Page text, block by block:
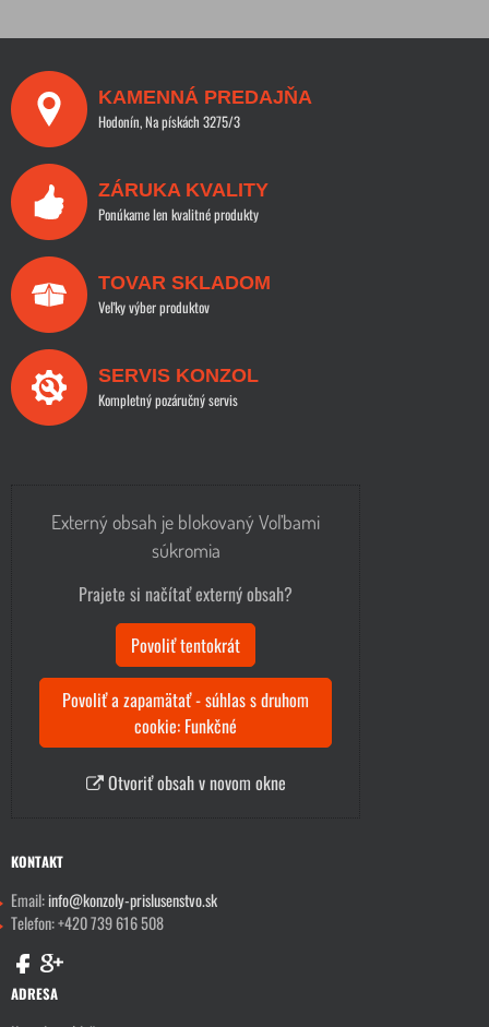
KAMENNÁ PREDAJŇA
Hodonín, Na pískách 3275/3
ZÁRUKA KVALITY
Ponúkame len kvalitné produkty
TOVAR SKLADOM
Veľky výber produktov
SERVIS KONZOL
Kompletný pozáručný servis
Externý obsah je blokovaný Voľbami
súkromia
Prajete si načítať externý obsah?
Povoliť tentokrát
Povoliť a zapamätať - súhlas s druhom
cookie: Funkčné
Otvoriť obsah v novom okne
KONTAKT
Email:info@konzoly-prislusenstvo.sk
Telefon: +420 739 616 508
ADRESA